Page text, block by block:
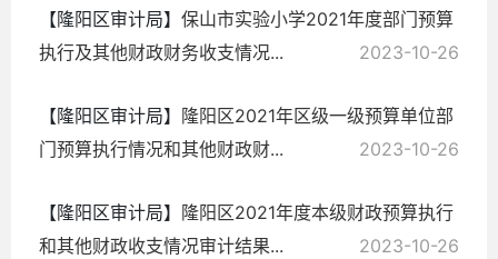
【隆阳区审计局】 保山市实验小学2021年度部门预算
执行及其他财政财务收支情况...
2023-10-26
【隆阳区审计局】 隆阳区2021年区级一级预算单位部
门预算执行情况和其他财政财...
2023-10-26
【隆阳区审计局】 隆阳区2021年度本级财政预算执行
和其他财政收支情况审计结果...
2023-10-26